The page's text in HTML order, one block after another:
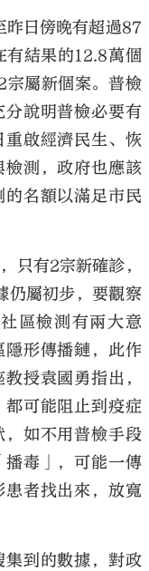
昨日傍晚有超過87
有結果的12.8萬個
宗屬新個案。普檢
說明普檢必要有
啟經濟民生、恢
測，政府也應該
名額以滿足市民
只有2宗新確診，
仍屬初步，要觀察
區檢測有兩大意
形傳播鏈，此作
授袁國勇指出，
可能阻止到疫症
如不用普檢手段
毒」，可能一傳
者找出來，放寬
到的數據，對政